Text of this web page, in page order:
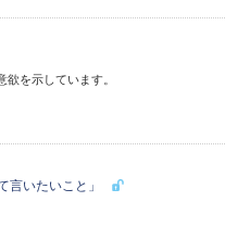
を示しています。
言いたいこと」